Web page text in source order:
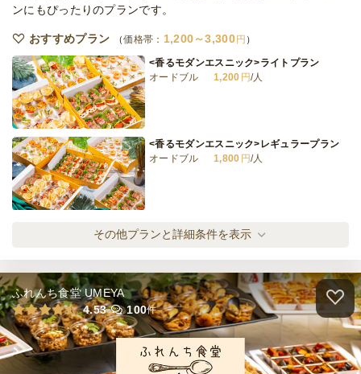
ごちそう肉&魚のWメインおかずサンドBOX
オードブル
ンにもぴったりのプランです。
おすすめプラン 価格帯： 1,200～3,300円
<香るモダンエスニック>ライトプラン
オードブル
1,200 円/人
<香るモダンエスニック>レギュラープラン
オードブル
1,800 円/人
ル）プラン
<香るモダンエスニック>熱々！温製蒸し餃
子プラン
オードブル
2,800円/人
その他プランと詳細条件を表示
ふれんち食堂 UMEYA
4.53
100件